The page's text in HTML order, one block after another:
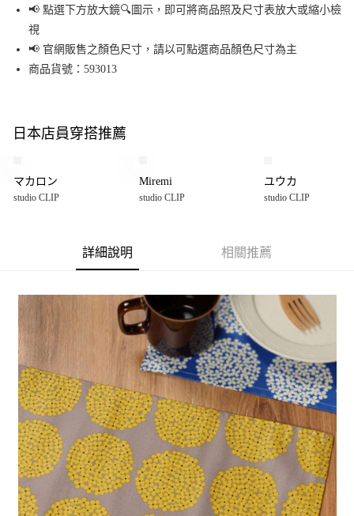
Apple Pay
街口支付
悠遊付
全盈+PAY
【大哥付你分期使用說明】
1.本服務由台灣大哥大提供，台灣大哥大用戶可立即使用無須另外申請。
3.實際核准額度、可分期數及費用金額請依後續交易確認頁面所載為準。
法說明評估內容。
【繳款方式說明】
1.分期款項不併入電信帳單，「大哥付你分期」於每月結算日後寄送繳費提
醒簡訊。
2.透過簡訊連結打開帳單後，可選擇「超商條碼／台灣大直營門市／銀行轉
帳／街口支付／iPASS MONEY」等通路繳費。
【注意事項】
1.本服務係由「台灣大哥大股份有限公司」（以下簡稱本公司）所提供，讓
用戶於交易時，得透過本服務購買商品或服務，並由商店將買賣／分期付款
買賣價金債權讓與本公司後，依約使用本公司帳單繳交帳款。
2.基於同意付款使用「大哥付你分期」之契約關係目的，商店將以您的個人
資料（包含姓名、電話或地址）提供予台灣大哥大進項蒐集、處理及利用，
由本公司與您本人進行分期帳單所需資料之確認、核對及更正。
3.完整用戶服務條款，請詳閱以下連結：https://oppay.tw/userRule
AFTEE先享後付
AFTEE先享後付是「在收到商品之後才付款」的支付方式。 讓您購物簡單便
２．便利：只要手機號碼，簡訊認證，即可結帳。
３．安心：先確認商品／服務後，再付款。
【「AFTEE先享後付」結帳流程】
１．於結帳方式選擇「AFTEE先享後付」後，將跳轉至「AFTEE先享後付」
結帳頁面，進行簡訊認證並確認金額後，即可完成結帳。
２．訂單成立數日內，您將收到繳費通知簡訊。
３．收到繳費通知簡訊後14天內，點擊此簡訊中的連結，可透過四大超商／
ATM／網路銀行／等多元方式進行付款，方視為交易完成。
※ 請注意：結帳手續完成當下不需立刻繳費，但若您需要取消訂單，請聯絡
購買商品的店家。未經商家同意取消之訂單仍視為有效，需透過AFTEE先享
後付繳納相關費用。
※ 交易是否成功請以「AFTEE先享後付 」之結帳頁面顯示為準，若有關於
是否繳費成功／繳費後需取消欲退款等相關疑問，請聯繫「AFTEE先享後付
客戶支援中心」https://netprotections.freshdesk.com/support/home
每筆NT$80，滿NT$1,500(含以上)免運費
付款後 全家取貨
每筆NT$80，滿NT$1,500(含以上)免運費
7-11 取貨付款
每筆NT$80，滿NT$1,500(含以上)免運費
付款後 7-11取貨
每筆NT$80，滿NT$1,500(含以上)免運費
宅配
每筆NT$80，滿NT$1,500(含以上)免運費
📢 點選下方放大鏡🔍圖示，即可將商品照及尺寸表放大或縮小檢
視
📢 官網販售之顏色尺寸，請以可點選商品顏色尺寸為主
商品貨號：593013
日本店員穿搭推薦
マカロン
studio CLIP
Miremi
studio CLIP
ユウカ
studio CLIP
詳細說明 相關推薦